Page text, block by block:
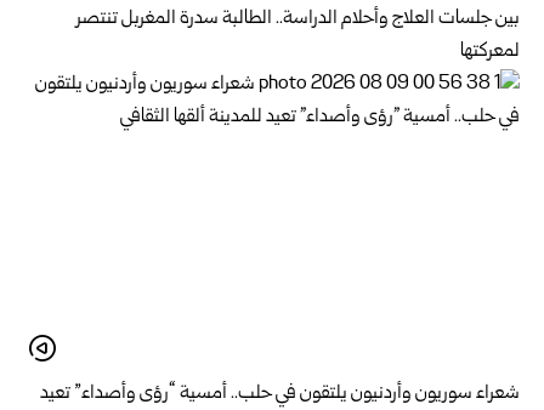
بين جلسات العلاج وأحلام الدراسة.. الطالبة سدرة المغربل تنتصر
لمعركتها
شعراء سوريون وأردنيون يلتقون في حلب.. أمسية “رؤى وأصداء” تعيد